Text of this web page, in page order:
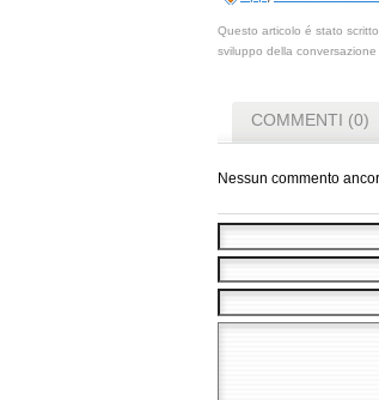
Questo articolo é stato
sviluppo della conversazione
COMMENTI (0)
Nessun commento